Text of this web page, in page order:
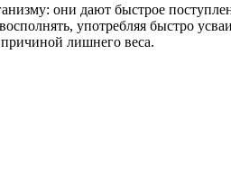
они дают быстрое
употребляя быстро
лишнего веса.